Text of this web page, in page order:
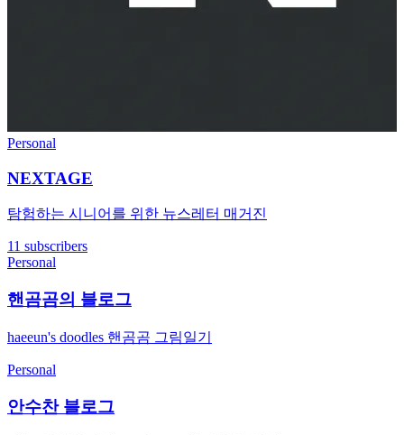
Personal
NEXTAGE
탐험하는 시니어를 위한 뉴스레터 매거진
11 subscribers
Personal
핸곰곰의 블로그
haeeun's doodles 핸곰곰 그림일기
Personal
안수찬 블로그